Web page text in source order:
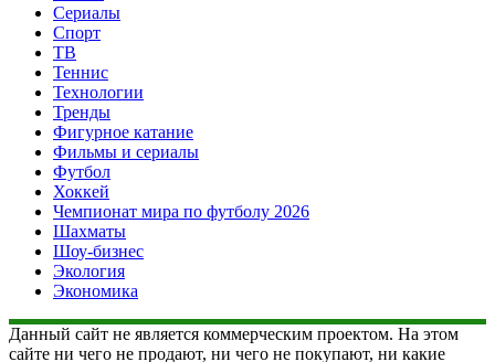
Сериалы
Спорт
ТВ
Теннис
Технологии
Тренды
Фигурное катание
Фильмы и сериалы
Футбол
Хоккей
Чемпионат мира по футболу 2026
Шахматы
Шоу-бизнес
Экология
Экономика
Данный сайт не является коммерческим проектом. На этом
сайте ни чего не продают, ни чего не покупают, ни какие